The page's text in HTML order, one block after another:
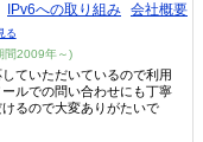
IPv6への取り組み 会社概要
る
間2009年～)
ていただいているので利用
ルでの問い合わせにも丁寧
るので大変ありがたいで